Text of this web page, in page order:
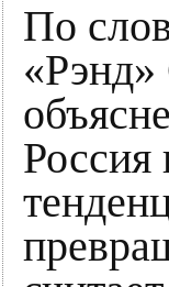
По
Россия